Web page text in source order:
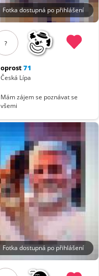
Fotka dostupná po přihlášení
?
oprost71
Česká Lípa
Mám zájem se poznávat se
všemi
Fotka dostupná po přihlášení